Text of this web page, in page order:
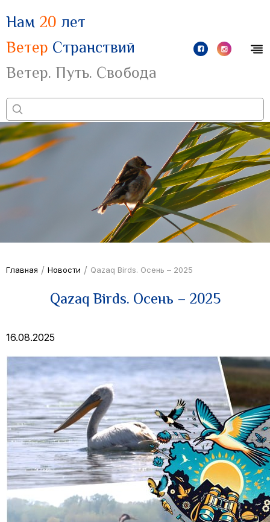
Нам 20 лет
Ветер Странствий
Ветер. Путь. Свобода
Главная / Новости / Qazaq Birds. Осень – 2025
Qazaq Birds. Осень – 2025
16.08.2025